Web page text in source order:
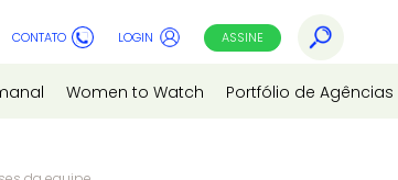
CONTATO LOGIN ASSINE
Women to Watch Portfólio de Agências